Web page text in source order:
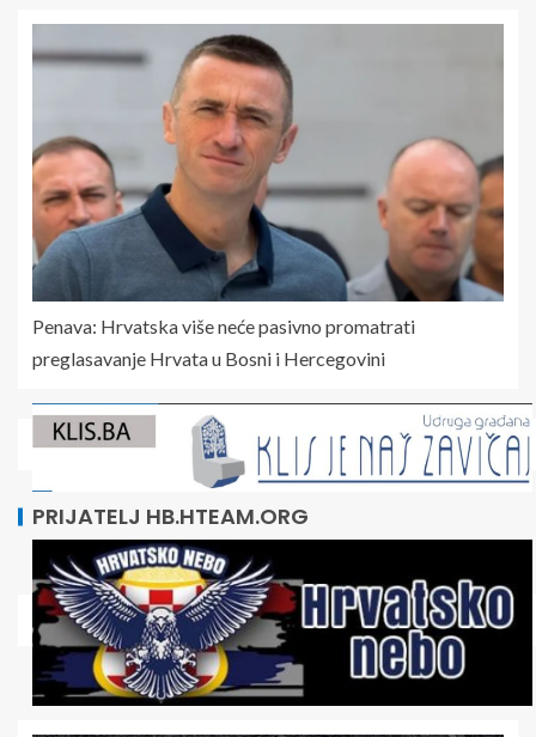
Penava: Hrvatska više neće pasivno promatrati
preglasavanje Hrvata u Bosni i Hercegovini
PRIJATELJ HB.HTEAM.ORG